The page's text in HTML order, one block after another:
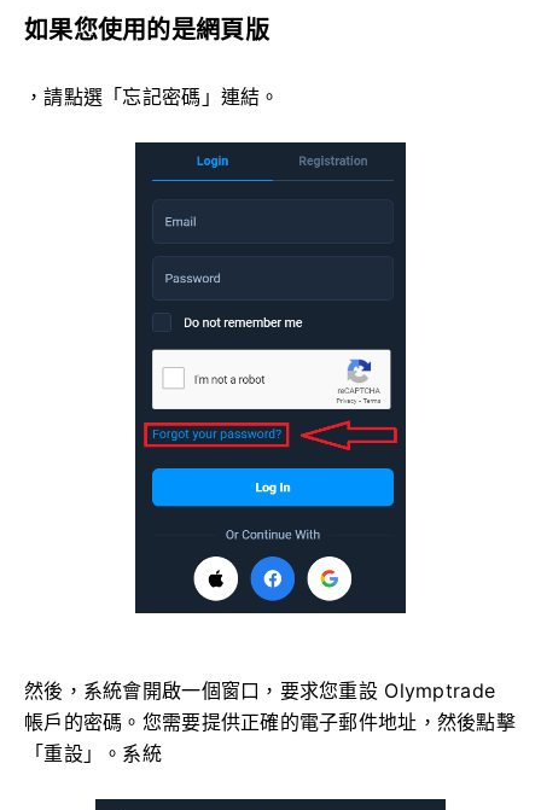
如果您使用的是網頁版
，請點選「忘記密碼」連結。
然後，系統會開啟一個窗口，要求您重設 Olymptrade
帳戶的密碼。您需要提供正確的電子郵件地址，然後點擊
「重設」。系統